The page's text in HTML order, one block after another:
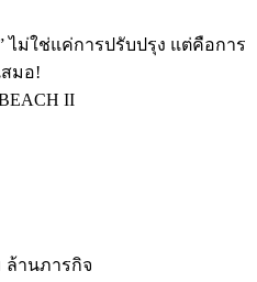
ไม่ใช่แค่การปรับปรุง แต่คือการ
มอ!
II
ล้านภารกิจ